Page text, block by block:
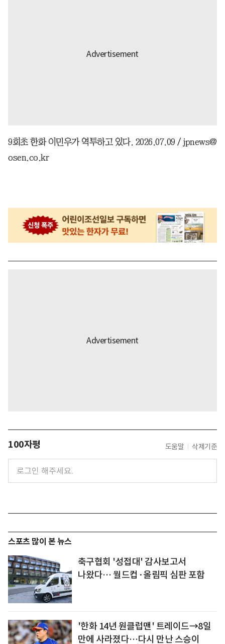
9회초 한화 이민우가 역투하고 있다. 2026.07.09 / jpnews@
osen.co.kr
100자평 도움말 삭제기준
스포츠 많이 본 뉴스
축구협회 '성접대' 감사보고서
나왔다… 월드컵·올림픽 심판 포함
'한화 14년 원클럽맨' 트레이드→8일
만에 사라졌다…다시 만난 스승이